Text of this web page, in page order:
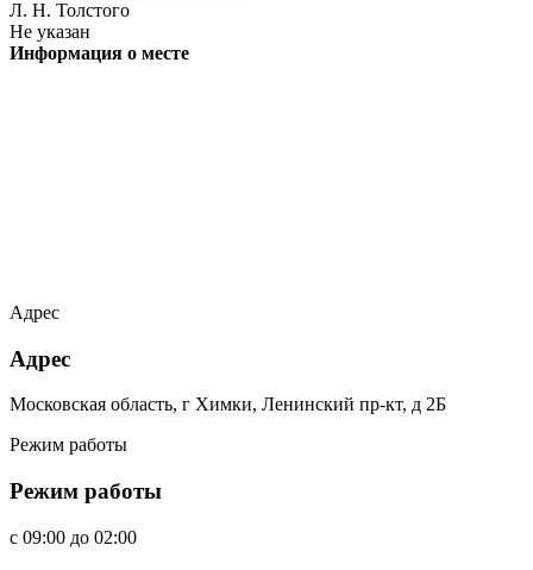
Л. Н. Толстого
Не указан
Информация о месте
Адрес
Адрес
Московская область, г Химки, Ленинский пр-кт, д 2Б
Режим работы
Режим работы
c 09:00 до 02:00